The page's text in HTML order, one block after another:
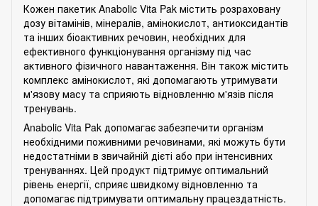
Кожен пакетик Anabolic Vita Pak містить розраховану
дозу вітамінів, мінералів, амінокислот, антиоксидантів
та інших біоактивних речовин, необхідних для
ефективного функціонування організму під час
активного фізичного навантаження. Він також містить
комплекс амінокислот, які допомагають утримувати
м'язову масу та сприяють відновленню м'язів після
тренувань.
Anabolic Vita Pak допомагає забезпечити організм
необхідними поживними речовинами, які можуть бути
недостатніми в звичайній дієті або при інтенсивних
тренуваннях. Цей продукт підтримує оптимальний
рівень енергії, сприяє швидкому відновленню та
допомагає підтримувати оптимальну працездатність.